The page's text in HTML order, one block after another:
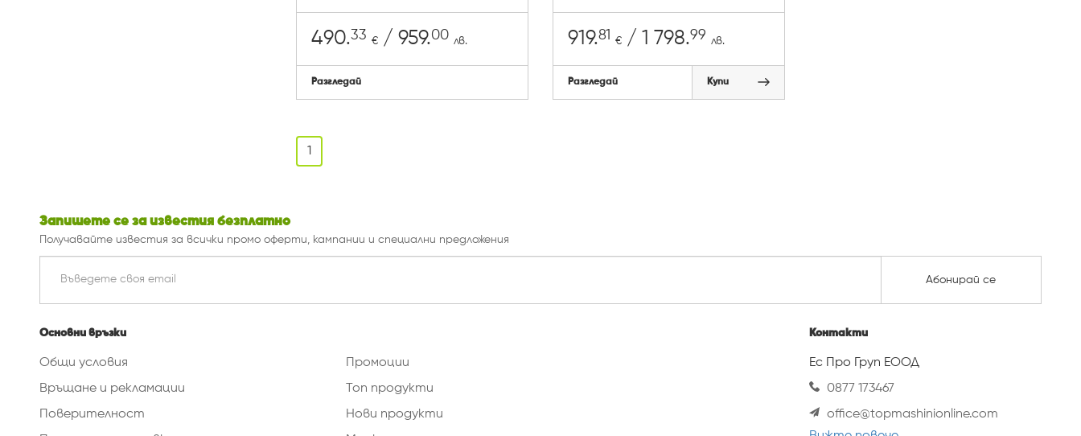
490.33 €/ 959.00 лв.
Разгледай
919.81 €/ 1 798.99 лв.
Разгледай Купи
1
Запишете се за известия безплатно
Получавайте известия за всички промо оферти, кампании и специални предложения
Абонирай се
Основни връзки
Общи условия
Връщане и рекламации
Поверителност
Промоции
Топ продукти
Нови продукти
Контакти
Ес Про Груп ЕООД
0877 173467
office@topmashinionline.com